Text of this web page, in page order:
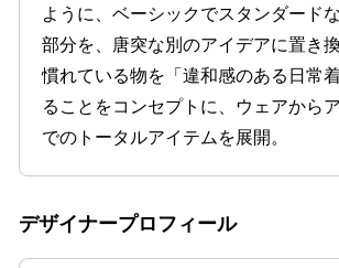
ように、ベーシックでスタンダード
部分を、唐突な別のアイデアに置き
慣れている物を「違和感のある日常
ることをコンセプトに、ウェアから
でのトータルアイテムを展開。
デザイナープロフィール